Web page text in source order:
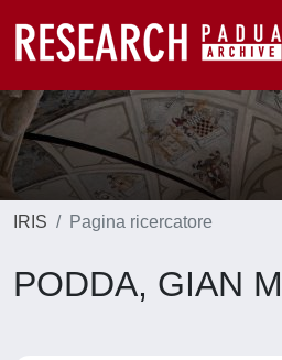
IRIS Pagina ricercatore
PODDA, GIAN